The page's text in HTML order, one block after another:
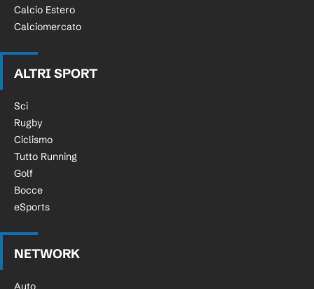
Calcio Estero
Calciomercato
ALTRI SPORT
Sci
Rugby
Ciclismo
Tutto Running
Golf
Bocce
eSports
NETWORK
Auto